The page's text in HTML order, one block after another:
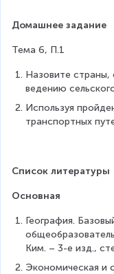
Домашнее задание
Тема 6, П.1
Назовите страны,
ведению
Используя
транспортных
Список литературы
Основная
География.
Ким. – 3-е изд.,
Экономическая и